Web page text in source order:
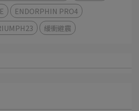
ENDORPHIN PRO4
緩衝避震